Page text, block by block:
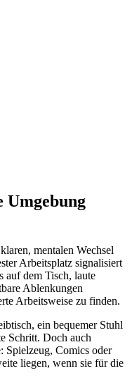
mentalen Wechsel
Arbeitsplatz signalisiert
auf dem Tisch, laute
Ablenkungen
Arbeitsweise zu finden.
ein bequemer Stuhl
Schritt. Doch auch
Spielzeug, Comics oder
liegen, wenn sie für die